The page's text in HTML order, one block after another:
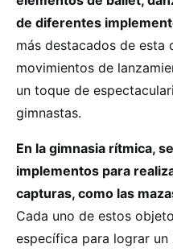
de diferentes
más destacados de esta
movimientos de
un toque de
gimnastas.
En la gimnasia rítmica,
implementos para
capturas, como las
Cada uno de estos
específica para lograr